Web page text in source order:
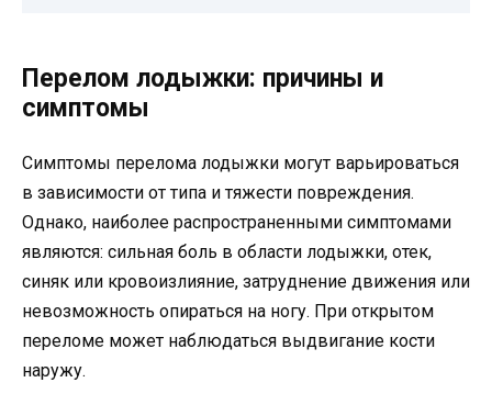
Перелом лодыжки: причины и
симптомы
Симптомы перелома лодыжки могут варьироваться
в зависимости от типа и тяжести повреждения.
Однако, наиболее распространенными симптомами
являются: сильная боль в области лодыжки, отек,
синяк или кровоизлияние, затруднение движения или
невозможность опираться на ногу. При открытом
переломе может наблюдаться выдвигание кости
наружу.